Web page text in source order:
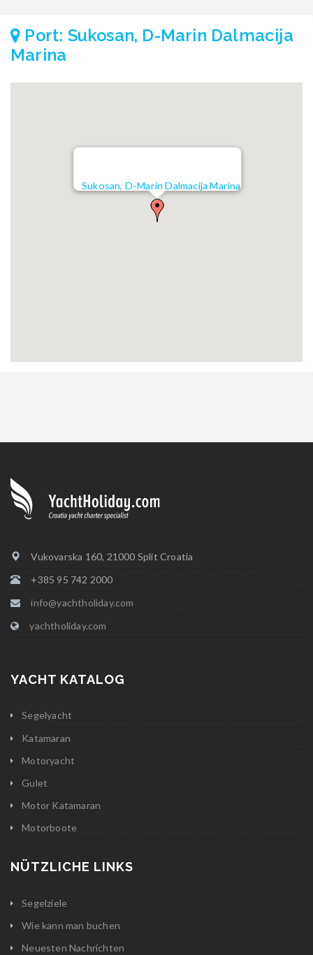
Port: Sukosan, D-Marin Dalmacija
Marina
Sukosan, D-Marin Dalmacija Marina
Vukovarska 160, 21000 Split Croatia
+385 95 742 2000
info@yachtholiday.com
yachtholiday.com
YACHT KATALOG
Segelyacht
Katamaran
Motoryacht
Gulet
Motor Katamaran
Motorboote
NÜTZLICHE LINKS
Segelziele
Wie kann man buchen
Neuesten Nachrichten